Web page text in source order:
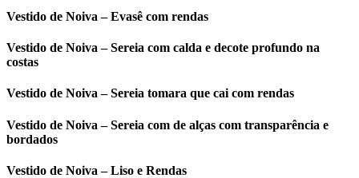
Vestido de Noiva – Evasê com rendas
Vestido de Noiva – Sereia com calda e decote profundo na
costas
Vestido de Noiva – Sereia tomara que cai com rendas
Vestido de Noiva – Sereia com de alças com transparência e
bordados
Vestido de Noiva – Liso e Rendas